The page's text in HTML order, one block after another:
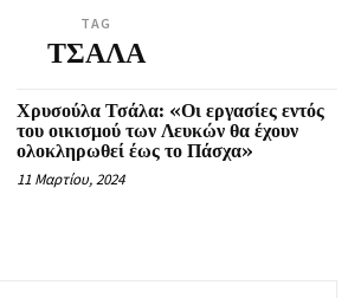
TAG
ΤΣΑΛΑ
Χρυσούλα Τσάλα: «Οι εργασίες εντός
του οικισμού των Λευκών θα έχουν
ολοκληρωθεί έως το Πάσχα»
11 Μαρτίου, 2024